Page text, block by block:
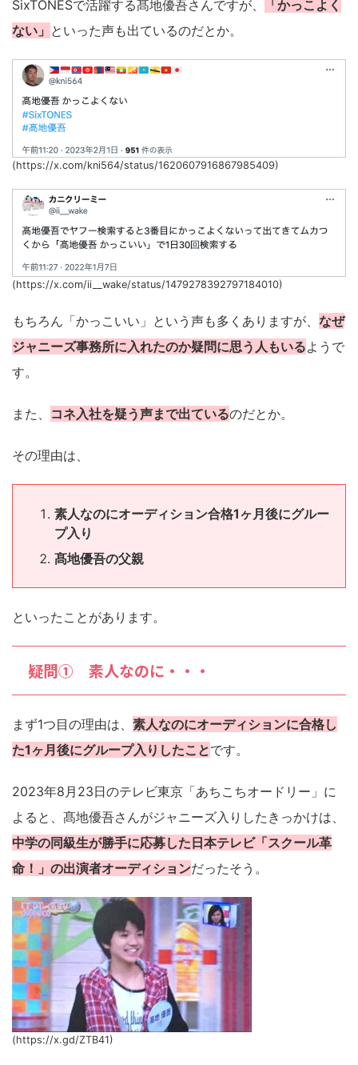
SixTONESで活躍する髙地優吾さんですが、
「かっこよく
ない」 といった声も出ているのだとか。
(https://x.com/kni564/status/1620607916867985409)
(https://x.com/ii__wake/status/1479278392797184010)
もちろん「かっこいい」という声も多くありますが、 なぜ
ジャニーズ事務所に入れたのか疑問に思う人もいるようで
す。
また、 コネ入社を疑う声まで出ているのだとか。
その理由は、
素人なのにオーディション合格1ヶ月後にグルー
プ入り
髙地優吾の父親
といったことがあります。
疑問① 素人なのに・・・
まず1つ目の理由は、 素人なのにオーディションに合格し
た1ヶ月後にグループ入りしたことです。
2023年8月23日のテレビ東京「あちこちオードリー」に
よると、髙地優吾さんがジャニーズ入りしたきっかけは、
中学の同級生が勝手に応募した日本テレビ「スクール革
命！」の出演者オーディションだったそう。
(https://x.gd/ZTB41)